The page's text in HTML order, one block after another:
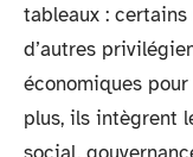
tableaux :
d’autres
économiques
plus, ils intègrent